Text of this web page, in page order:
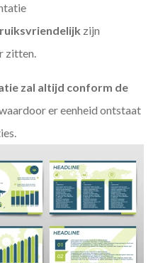
zijn
zitten.
zal altijd conform de
er eenheid ontstaat